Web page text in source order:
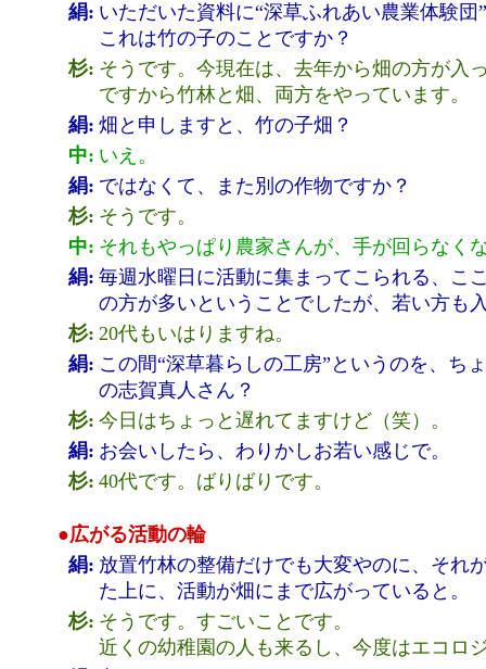
絹: いただいた資料に“深草ふれあい農業体験
これは竹の子のことですか？
杉: そうです。今現在は、去年から畑の方が入
ですから竹林と畑、両方をやっています。
絹: 畑と申しますと、竹の子畑？
中: いえ。
絹: ではなくて、また別の作物ですか？
杉: そうです。
中: それもやっぱり農家さんが、手が回らなく
絹: 毎週水曜日に活動に集まってこられる、こ
の方が多いということでしたが、若い方も
杉: 20代もいはりますね。
絹: この間“深草暮らしの工房”というのを、ち
の志賀真人さん？
杉: 今日はちょっと遅れてますけど（笑）。
絹: お会いしたら、わりかしお若い感じで。
杉: 40代です。ばりばりです。
●広がる活動の輪
絹: 放置竹林の整備だけでも大変やのに、それ
た上に、活動が畑にまで広がっていると。
杉: そうです。すごいことです。
近くの幼稚園の人も来るし、今度はエコロ